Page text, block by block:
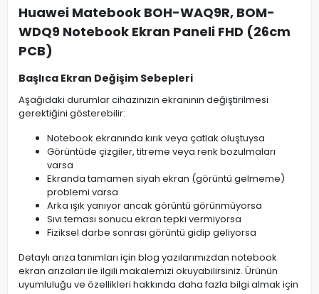
Huawei Matebook BOH-WAQ9R, BOM-
WDQ9 Notebook Ekran Paneli FHD (26cm
PCB)
Başlıca Ekran Değişim Sebepleri
Aşağıdaki durumlar cihazınızın ekranının değiştirilmesi
gerektiğini gösterebilir:
Notebook ekranında kırık veya çatlak oluştuysa
Görüntüde çizgiler, titreme veya renk bozulmaları
varsa
Ekranda tamamen siyah ekran (görüntü gelmeme)
problemi varsa
Arka ışık yanıyor ancak görüntü görünmüyorsa
Sıvı teması sonucu ekran tepki vermiyorsa
Fiziksel darbe sonrası görüntü gidip geliyorsa
Detaylı arıza tanımları için blog yazılarımızdan notebook
ekran arızaları ile ilgili makalemizi okuyabilirsiniz. Ürünün
uyumluluğu ve özellikleri hakkında daha fazla bilgi almak için